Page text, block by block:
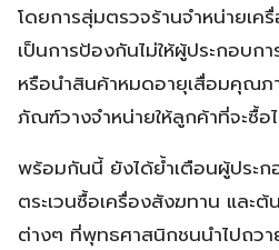
โดยการสุ่มตรวจร้านจำหน่ายเ
เป็นการป้องกันไม่ให้ผู้ประกอบก
หรือนำสินค้าหมดอายุเสื่อมคุณภ
ภัณฑ์วางจำหน่ายให้ลูกค้าที่จะซื้
พร้อมกันนี้ ยังได้ย้ำเตือนผู้ประก
ตระเวนซื้อเครื่องสังฆทาน และ
ต่างๆ ที่พุทธศาสนิกชนนำไปถว